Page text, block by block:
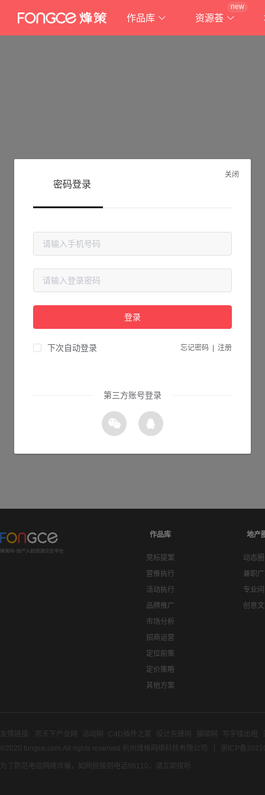
作品库 资源荟
new
抱歉!
请检查您输入的网址是否正确，或点击下面的按钮返回首页。
作品库
竞标提案
营推执行
活动执行
品牌推广
市场分析
招商运营
定位前策
定价策略
其他方案
地产
动态
兼职
专业
创意
友情链接: 房天下产业网 活动网 C4D插件之家 设计先锋网 猫啃网 写字楼出租
©2020 fongce.com.All rights reserved 杭州烽格网络科技有限公司
浙ICP备
为了防范电信网络诈骗，如网民接到电话96110，请立即接听
关闭
密码登录
登录
下次自动登录 忘记密码 注册
第三方账号登录